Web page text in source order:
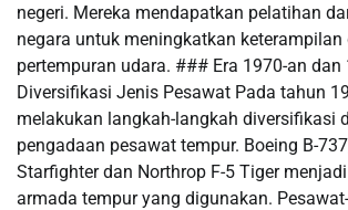
negeri. Mereka mendapatkan pelatihan
negara untuk meningkatkan
pertempuran udara. ### Era 1970-an dan
Diversifikasi Jenis Pesawat Pada tahun
melakukan langkah-langkah diversifikasi
pengadaan pesawat tempur. Boeing B-
Starfighter dan Northrop F-5 Tiger
armada tempur yang digunakan.